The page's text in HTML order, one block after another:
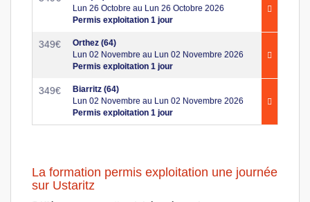
Lun 26 Octobre au Lun 26 Octobre 2026
Permis exploitation 1 jour
349€
Orthez (64)
Lun 02 Novembre au Lun 02 Novembre 2026
Permis exploitation 1 jour
349€
Biarritz (64)
Lun 02 Novembre au Lun 02 Novembre 2026
Permis exploitation 1 jour
La formation permis exploitation une journée
sur Ustaritz